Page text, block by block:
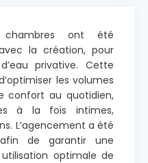
ont été
la création, pour
privative. Cette
les volumes
confort au quotidien,
à la fois intimes,
L’agencement a été
de garantir une
optimale de